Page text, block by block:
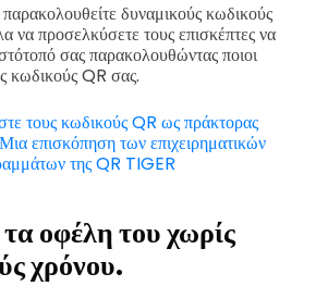
δυναμικούς κωδικούς
να προσελκύσετε τους επισκέπτες να
σας παρακολουθώντας ποιοι
κωδικούς QR σας.
τους κωδικούς QR ως πράκτορας
επισκόπηση των επιχειρηματικών
της QR TIGER
οφέλη του χωρίς
χρόνου.